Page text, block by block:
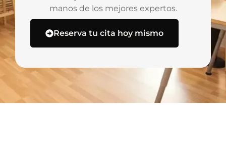
manos de los mejores expertos.
Reserva tu cita hoy mismo